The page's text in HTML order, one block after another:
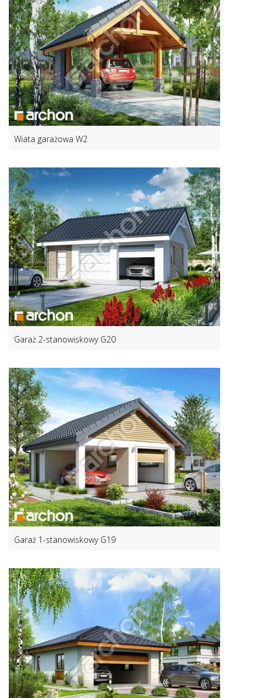
Wiata garażowa W2
Garaż 2-stanowiskowy G20
Garaż 1-stanowiskowy G19